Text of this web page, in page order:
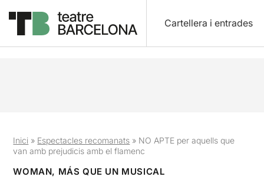
Cartellera i entrades
Inici » Espectacles recomanats » NO APTE per aquells que
van amb prejudicis amb el flamenc
WOMAN, MÁS QUE UN MUSICAL